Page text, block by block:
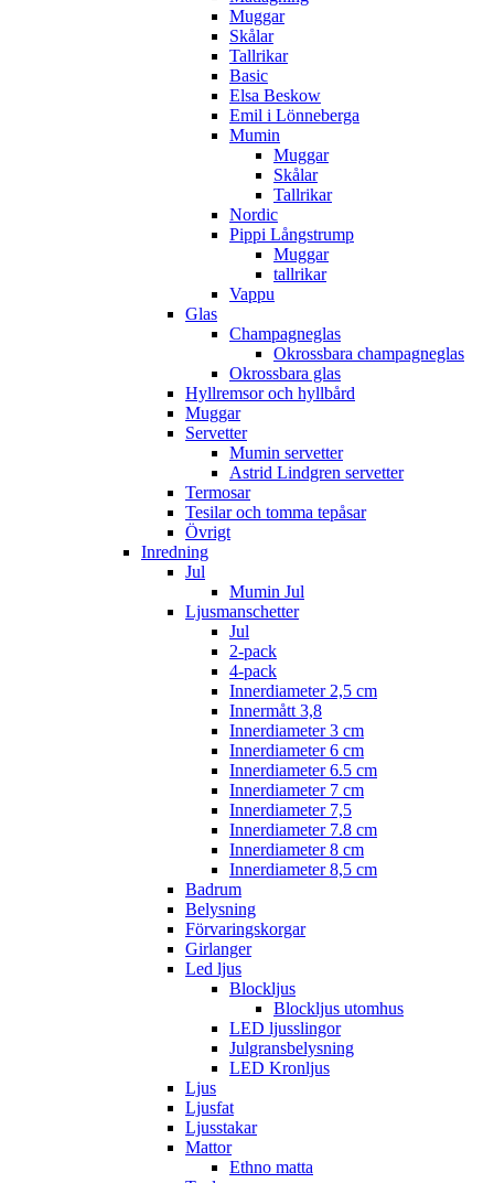
Muggar
Skålar
Tallrikar
Basic
Elsa Beskow
Emil i Lönneberga
Mumin
Muggar
Skålar
Tallrikar
Nordic
Pippi Långstrump
Muggar
tallrikar
Vappu
Glas
Champagneglas
Okrossbara champagneglas
Okrossbara glas
Hyllremsor och hyllbård
Muggar
Servetter
Mumin servetter
Astrid Lindgren servetter
Termosar
Tesilar och tomma tepåsar
Övrigt
Inredning
Jul
Mumin Jul
Ljusmanschetter
Jul
2-pack
4-pack
Innerdiameter 2,5 cm
Innermått 3,8
Innerdiameter 3 cm
Innerdiameter 6 cm
Innerdiameter 6.5 cm
Innerdiameter 7 cm
Innerdiameter 7,5
Innerdiameter 7.8 cm
Innerdiameter 8 cm
Innerdiameter 8,5 cm
Badrum
Belysning
Förvaringskorgar
Girlanger
Led ljus
Blockljus
Blockljus utomhus
LED ljusslingor
Julgransbelysning
LED Kronljus
Ljus
Ljusfat
Ljusstakar
Mattor
Ethno matta